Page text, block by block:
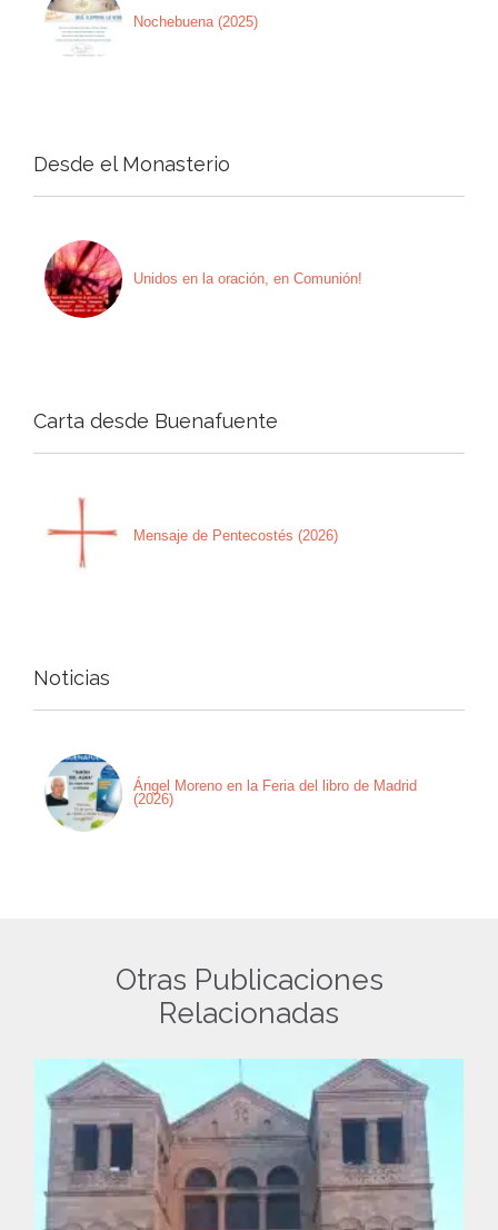
Nochebuena (2025)
Desde el Monasterio
Unidos en la oración, en Comunión!
Carta desde Buenafuente
Mensaje de Pentecostés (2026)
Noticias
Ángel Moreno en la Feria del libro de Madrid
(2026)
Otras Publicaciones
Relacionadas